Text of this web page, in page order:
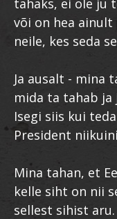
tahaks, ei ole ju
või on hea
neile, kes seda
Ja ausalt - mina
mida ta tahab ja
Isegi siis kui
President
Mina tahan, et
kelle siht on nii
sellest sihist aru.